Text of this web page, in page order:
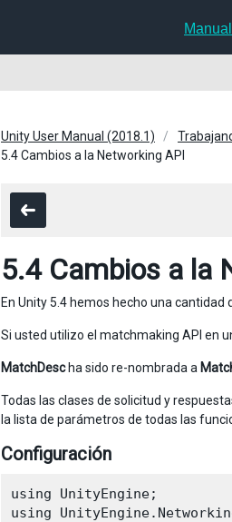
Manual
Unity User Manual (2018.1)
5.4 Cambios a la Networking API
5.4 Cambios a la
En Unity 5.4 hemos hecho una
Si usted utilizo el matchmaking API en
MatchDescha sido re-nombrada a
Todas las clases de solicitud y
la lista de parámetros de todas las
Configuración
using UnityEngine;
using